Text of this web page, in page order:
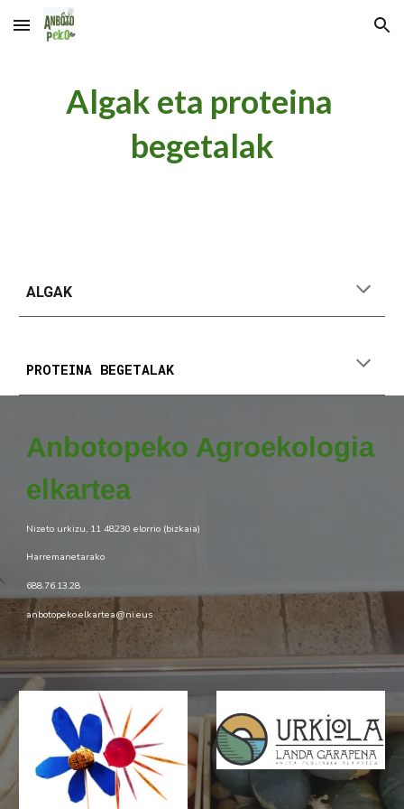
Skip to main content Skip to navigation
Algak eta proteina
begetalak
ALGAK
PROTEINA BEGETALAK
Anbotopeko Agroekologia
elkartea
Nizeto urkizu, 11 48230 elorrio (bizkaia)
Harremanetarako
688.76.13.28
anbotopeko.elkartea@ni.eus